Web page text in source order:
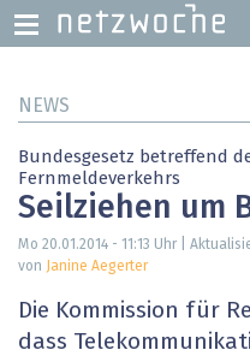
zumNEWS
Bundesgesetz betreffend
Fernmeldeverkehrs
Seilziehen um
Mo 20.01.2014 - 11:13 Uhr |
von
Janine Aegerter
Die Kommission für
dass